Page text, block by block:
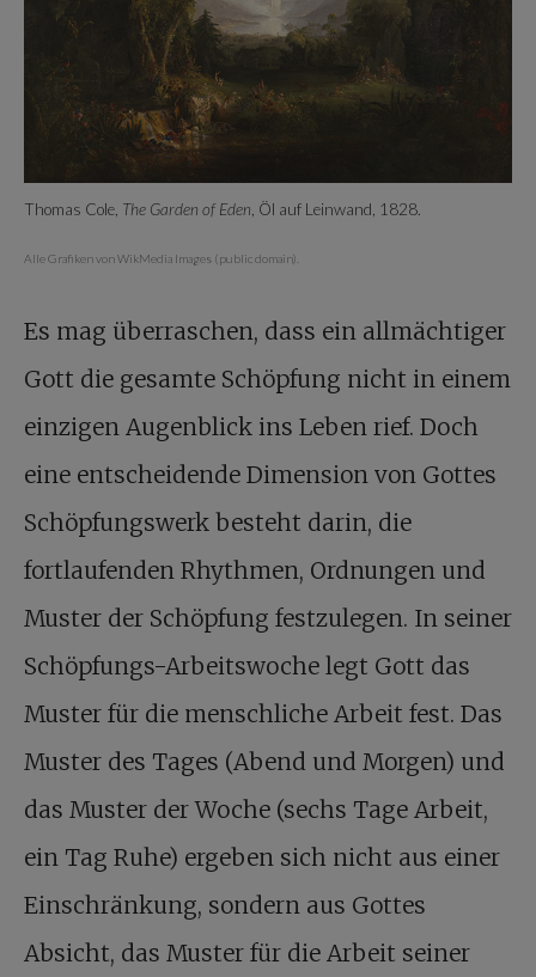
Thomas Cole, The Garden of Eden , Öl auf Leinwand, 1828.
Alle Grafiken von WikMedia Images (public domain).
Es mag überraschen, dass ein allmächtiger
Gott die gesamte Schöpfung nicht in einem
einzigen Augenblick ins Leben rief. Doch
eine entscheidende Dimension von Gottes
Schöpfungswerk besteht darin, die
fortlaufenden Rhythmen, Ordnungen und
Muster der Schöpfung festzulegen. In seiner
Schöpfungs-Arbeitswoche legt Gott das
Muster für die menschliche Arbeit fest. Das
Muster des Tages (Abend und Morgen) und
das Muster der Woche (sechs Tage Arbeit,
ein Tag Ruhe) ergeben sich nicht aus einer
Einschränkung, sondern aus Gottes
Absicht, das Muster für die Arbeit seiner